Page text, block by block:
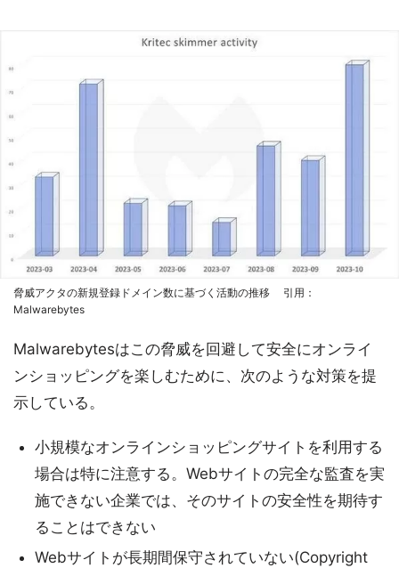
脅威アクタの新規登録ドメイン数に基づく活動の推移 引用：
Malwarebytes
Malwarebytesはこの脅威を回避して安全にオンライ
ンショッピングを楽しむために、次のような対策を提
示している。
小規模なオンラインショッピングサイトを利用する
場合は特に注意する。Webサイトの完全な監査を実
施できない企業では、そのサイトの安全性を期待す
ることはできない
Webサイトが長期間保守されていない(Copyright